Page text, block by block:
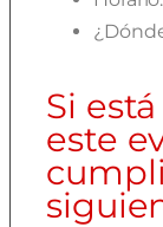
Si
este